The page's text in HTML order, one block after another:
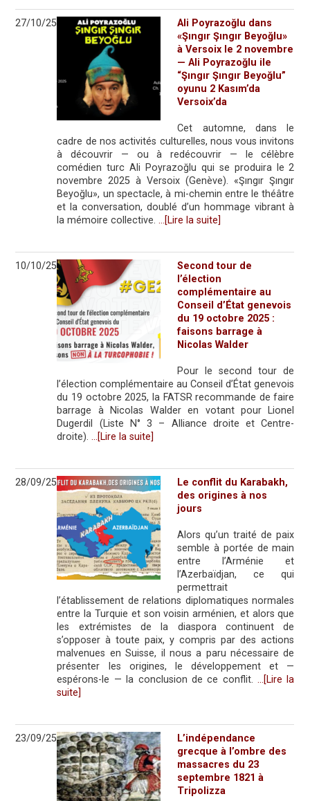
27/10/25
Ali Poyrazoğlu dans
«Şıngır Şıngır Beyoğlu»
à Versoix le 2 novembre
— Ali Poyrazoğlu ile
“Şıngır Şıngır Beyoğlu”
oyunu 2 Kasım’da
Versoix’da
Cet automne, dans le
cadre de nos activités culturelles, nous vous invitons
à découvrir — ou à redécouvrir — le célèbre
comédien turc Ali Poyrazoğlu qui se produira le 2
novembre 2025 à Versoix (Genève). «Şıngır Şıngır
Beyoğlu», un spectacle, à mi-chemin entre le théâtre
et la conversation, doublé d’un hommage vibrant à
la mémoire collective. …[Lire la suite]
10/10/25
Second tour de
l’élection
complémentaire au
Conseil d’État genevois
du 19 octobre 2025 :
faisons barrage à
Nicolas Walder
Pour le second tour de
l’élection complémentaire au Conseil d’État genevois
du 19 octobre 2025, la FATSR recommande de faire
barrage à Nicolas Walder en votant pour Lionel
Dugerdil (Liste N° 3 – Alliance droite et Centre-
droite). …[Lire la suite]
28/09/25
Le conflit du Karabakh,
des origines à nos
jours
Alors qu’un traité de paix
semble à portée de main
entre l’Arménie et
l’Azerbaïdjan, ce qui
permettrait
l’établissement de relations diplomatiques normales
entre la Turquie et son voisin arménien, et alors que
les extrémistes de la diaspora continuent de
s’opposer à toute paix, y compris par des actions
malvenues en Suisse, il nous a paru nécessaire de
présenter les origines, le développement et —
espérons-le — la conclusion de ce conflit. …[Lire la
suite]
23/09/25
L’indépendance
grecque à l’ombre des
massacres du 23
septembre 1821 à
Tripolizza